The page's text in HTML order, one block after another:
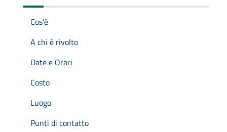
Cos'è
A chi è rivolto
Date e Orari
Costo
Luogo
Punti di contatto